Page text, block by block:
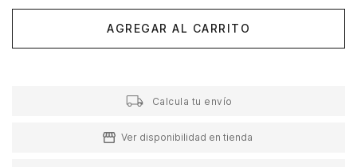
AGREGAR AL CARRITO
Calcula tu envío
Ver disponibilidad en tienda